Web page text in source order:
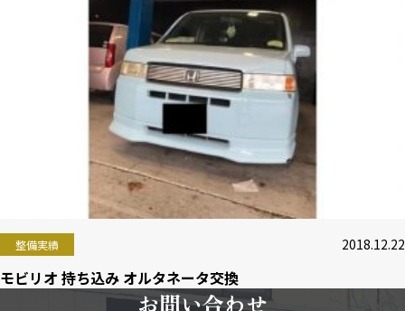
整備実績 2018.12.22
モビリオ 持ち込み オルタネータ交換
お問い合わせ